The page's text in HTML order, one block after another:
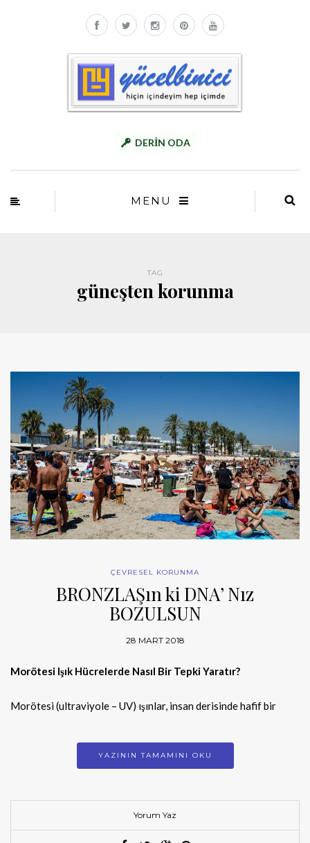
DERİN ODA
MENU
TAG
güneşten korunma
ÇEVRESEL KORUNMA
BRONZLAŞın ki DNA’ Nız
BOZULSUN
28 MART 2018
Morötesi Işık Hücrelerde Nasıl Bir Tepki Yaratır?
Morötesi (ultraviyole – UV) ışınlar, insan derisinde hafif bir
YAZININ TAMAMINI OKU
Yorum Yaz